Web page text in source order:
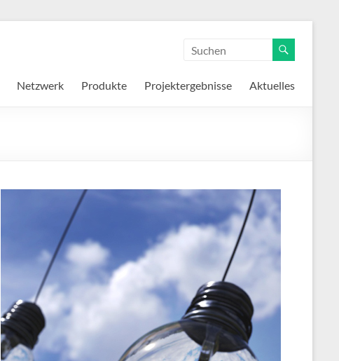
Netzwerk Produkte Projektergebnisse Aktuelles